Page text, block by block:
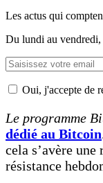
Les actus qui
Du lundi au
Oui, j'accepte de
Le programme
dédié au Bitcoin
cela s’avère une
résistance